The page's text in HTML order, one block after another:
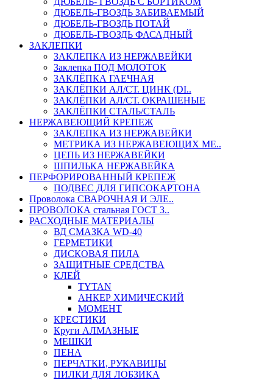
ДЮБЕЛЬ-ГВОЗДЬ ЗАБИВАЕМЫЙ
ДЮБЕЛЬ-ГВОЗДЬ ПОТАЙ
ДЮБЕЛЬ-ГВОЗДЬ ФАСАДНЫЙ
ЗАКЛЕПКИ
ЗАКЛЕПКА ИЗ НЕРЖАВЕЙКИ
Заклепка ПОД МОЛОТОК
ЗАКЛЁПКА ГАЕЧНАЯ
ЗАКЛЁПКИ АЛ/СТ. ЦИНК (DI..
ЗАКЛЁПКИ АЛ/СТ. ОКРАШЕНЫЕ
ЗАКЛЁПКИ СТАЛЬ/СТАЛЬ
НЕРЖАВЕЮЩИЙ КРЕПЕЖ
ЗАКЛЕПКА ИЗ НЕРЖАВЕЙКИ
МЕТРИКА ИЗ НЕРЖАВЕЮЩИХ МЕ..
ЦЕПЬ ИЗ НЕРЖАВЕЙКИ
ШПИЛЬКА НЕРЖАВЕЙКА
ПЕРФОРИРОВАННЫЙ КРЕПЕЖ
ПОДВЕС ДЛЯ ГИПСОКАРТОНА
Проволока СВАРОЧНАЯ И ЭЛЕ..
ПРОВОЛОКА стальная ГОСТ 3..
РАСХОДНЫЕ МАТЕРИАЛЫ
ВД СМАЗКА WD-40
ГЕРМЕТИКИ
ДИСКОВАЯ ПИЛА
ЗАЩИТНЫЕ СРЕДСТВА
КЛЕЙ
TYTAN
АНКЕР ХИМИЧЕСКИЙ
МОМЕНТ
КРЕСТИКИ
Круги АЛМАЗНЫЕ
МЕШКИ
ПЕНА
ПЕРЧАТКИ, РУКАВИЦЫ
ПИЛКИ ДЛЯ ЛОБЗИКА